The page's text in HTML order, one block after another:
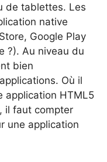
de tablettes. Les
native
Google Play
?). Au niveau du
bien
Où il
application HTML5
il faut compter
une application